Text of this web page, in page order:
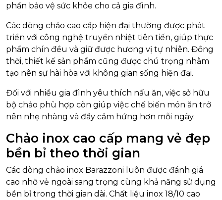
phần bảo vệ sức khỏe cho cả gia đình.
Các dòng chảo cao cấp hiện đại thường được phát
triển với công nghệ truyền nhiệt tiên tiến, giúp thực
phẩm chín đều và giữ được hương vị tự nhiên. Đồng
thời, thiết kế sản phẩm cũng được chú trọng nhằm
tạo nên sự hài hòa với không gian sống hiện đại.
Đối với nhiều gia đình yêu thích nấu ăn, việc sở hữu
bộ chảo phù hợp còn giúp việc chế biến món ăn trở
nên nhẹ nhàng và đầy cảm hứng hơn mỗi ngày.
Chảo inox cao cấp mang vẻ đẹp
bền bỉ theo thời gian
Các dòng chảo inox Barazzoni luôn được đánh giá
cao nhờ vẻ ngoài sang trọng cùng khả năng sử dụng
bền bỉ trong thời gian dài. Chất liệu inox 18/10 cao